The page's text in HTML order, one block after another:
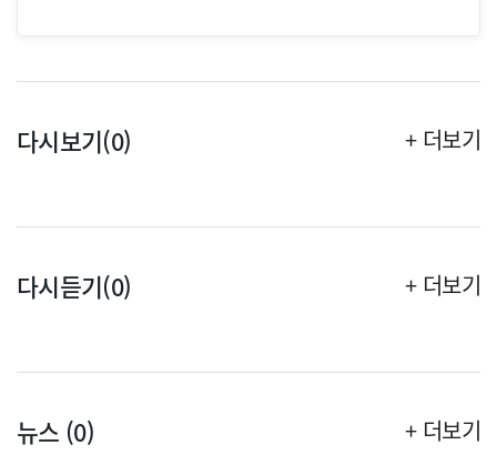
다시보기(0) + 더보기
다시듣기(0) + 더보기
뉴스 (0) + 더보기